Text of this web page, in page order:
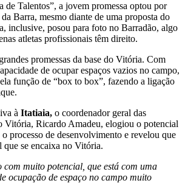
de Talentos”, a jovem promessa optou por
Barra, mesmo diante de uma proposta do
inclusive, posou para foto no Barradão, algo
atletas profissionais têm direito.
promessas da base do Vitória. Com
de ocupar espaços vazios no campo,
função de “box to box”, fazendo a ligação
à Itatiaia, o coordenador geral das
Vitória, Ricardo Amadeu, elogiou o potencial
processo de desenvolvimento e revelou que
se encaixa no Vitória.
com muito potencial, que está com uma
ocupação de espaço no campo muito